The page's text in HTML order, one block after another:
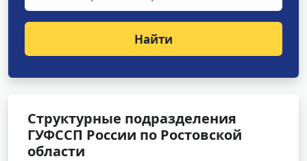
Найти
Структурные подразделения
ГУФССП России по Ростовской
области